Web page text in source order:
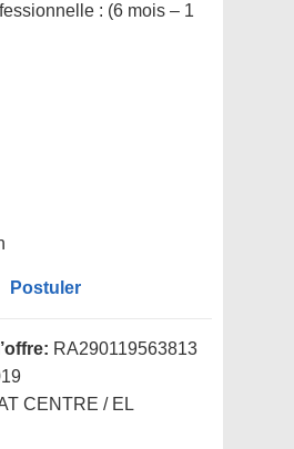
: (6 mois – 1
Postuler
RA290119563813
CENTRE / EL